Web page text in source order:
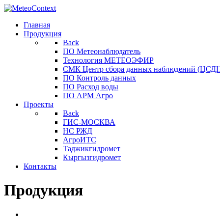
Главная
Продукция
Back
ПО Метеонаблюдатель
Технология МЕТЕОЭФИР
СМК Центр сбора данных наблюдений
ПО Контроль данных
ПО Расход воды
ПО АРМ Агро
Проекты
Back
ГИС-МОСКВА
НС РЖД
АгроИТС
Таджикгидромет
Кыргызгидромет
Контакты
Продукция